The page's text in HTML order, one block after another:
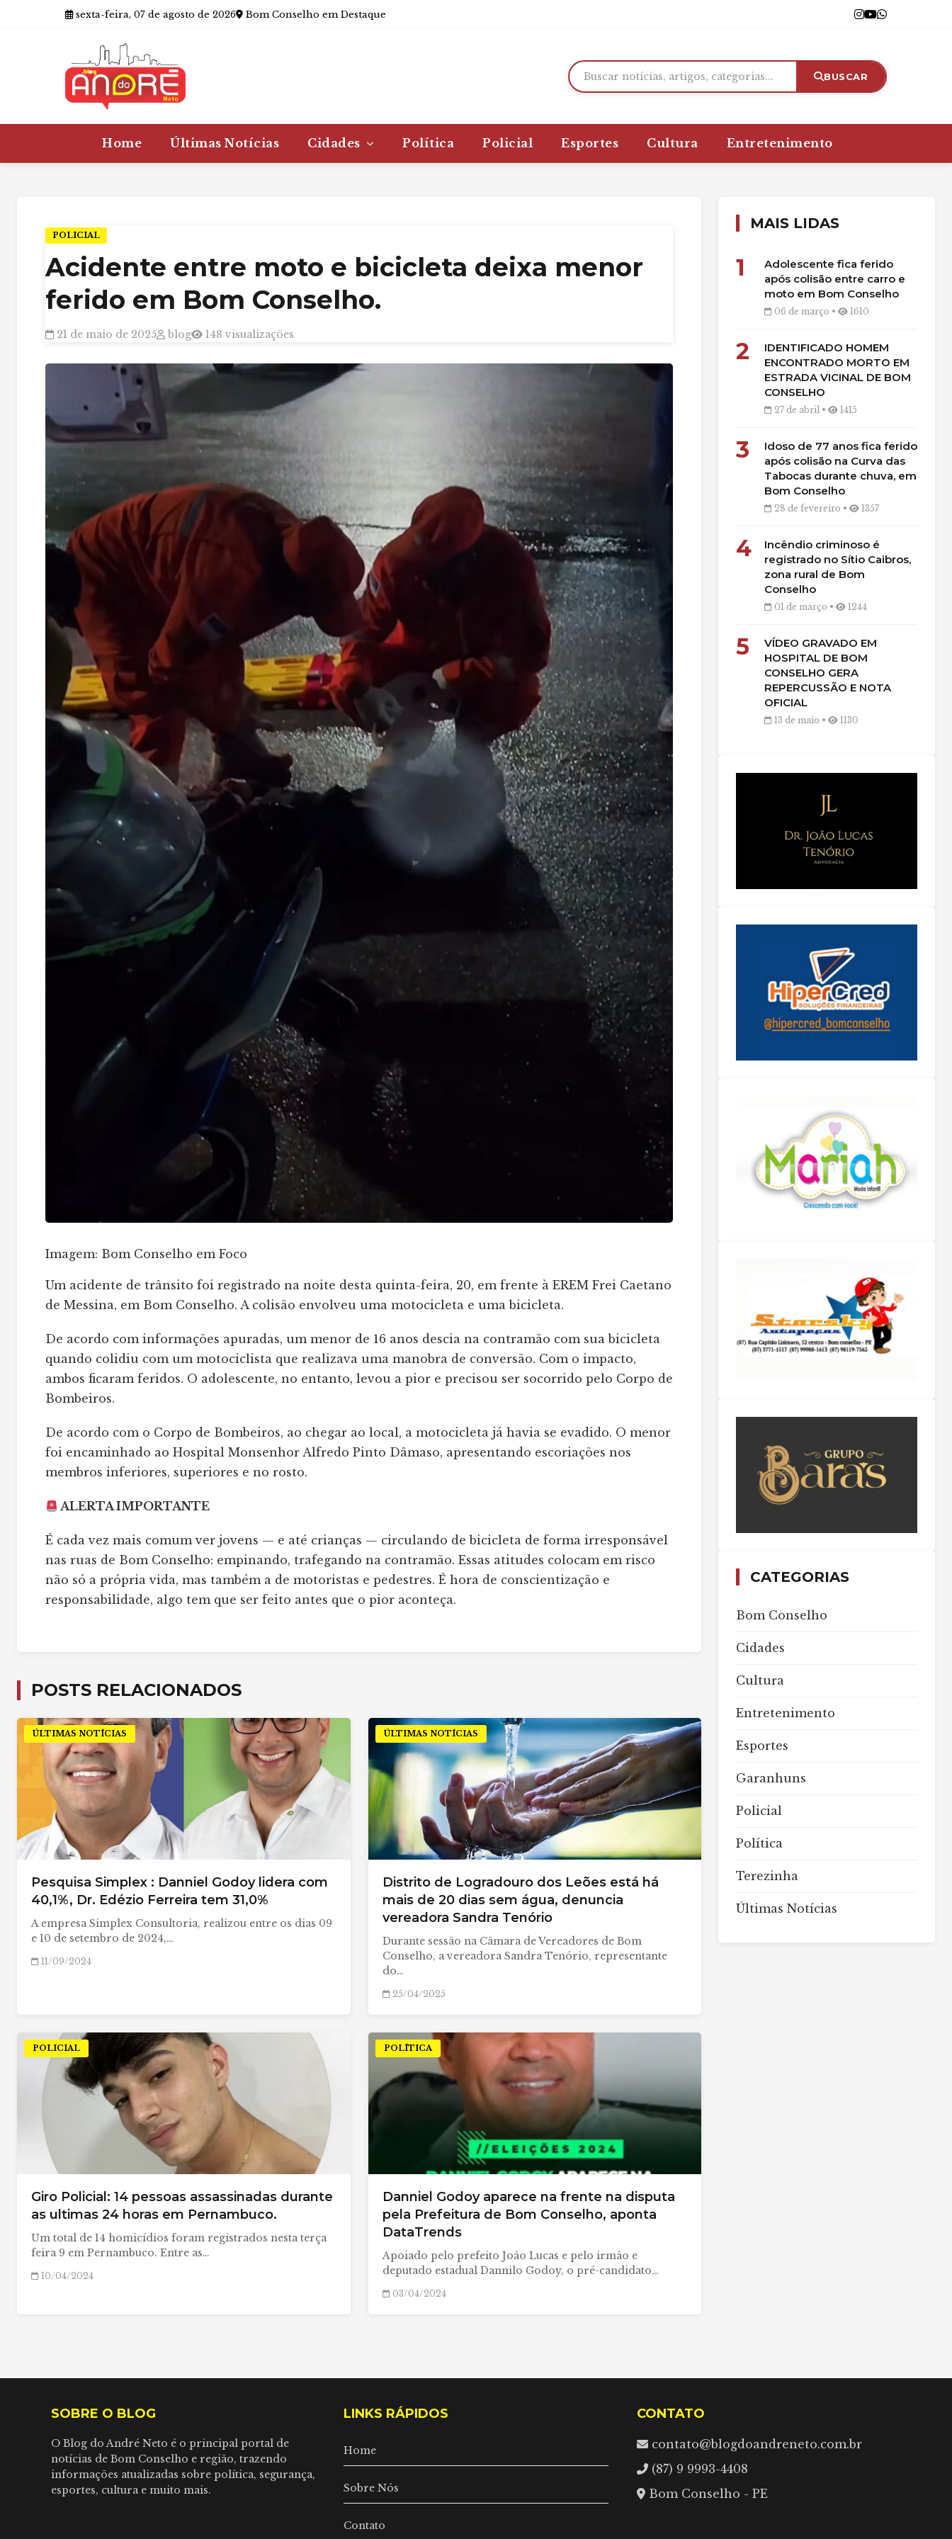
sexta-feira, 07 de agosto de 2026 Bom Conselho em Destaque
BUSCAR
Home Últimas Notícias Cidades Política Policial Esportes Cultura Entretenimento
POLICIAL
Acidente entre moto e bicicleta deixa menor
ferido em Bom Conselho.
21 de maio de 2025 blog 148 visualizações
Imagem: Bom Conselho em Foco
Um acidente de trânsito foi registrado na noite desta quinta-feira, 20, em frente à EREM Frei Caetano
de Messina, em Bom Conselho. A colisão envolveu uma motocicleta e uma bicicleta.
De acordo com informações apuradas, um menor de 16 anos descia na contramão com sua bicicleta
quando colidiu com um motociclista que realizava uma manobra de conversão. Com o impacto,
ambos ficaram feridos. O adolescente, no entanto, levou a pior e precisou ser socorrido pelo Corpo de
Bombeiros.
De acordo com o Corpo de Bombeiros, ao chegar ao local, a motocicleta já havia se evadido. O menor
foi encaminhado ao Hospital Monsenhor Alfredo Pinto Dâmaso, apresentando escoriações nos
membros inferiores, superiores e no rosto.
ALERTA IMPORTANTE
É cada vez mais comum ver jovens — e até crianças — circulando de bicicleta de forma irresponsável
nas ruas de Bom Conselho: empinando, trafegando na contramão. Essas atitudes colocam em risco
não só a própria vida, mas também a de motoristas e pedestres. É hora de conscientização e
responsabilidade, algo tem que ser feito antes que o pior aconteça.
POSTS RELACIONADOS
ÚLTIMAS NOTÍCIAS
Pesquisa Simplex : Danniel Godoy lidera com
40,1%, Dr. Edézio Ferreira tem 31,0%
A empresa Simplex Consultoria, realizou entre os dias 09
e 10 de setembro de 2024,…
11/09/2024
ÚLTIMAS NOTÍCIAS
Distrito de Logradouro dos Leões está há
mais de 20 dias sem água, denuncia
vereadora Sandra Tenório
Durante sessão na Câmara de Vereadores de Bom
Conselho, a vereadora Sandra Tenório, representante
do…
25/04/2025
POLICIAL
Giro Policial: 14 pessoas assassinadas durante
as ultimas 24 horas em Pernambuco.
Um total de 14 homicídios foram registrados nesta terça
feira 9 em Pernambuco. Entre as…
10/04/2024
POLÍTICA
Danniel Godoy aparece na frente na disputa
pela Prefeitura de Bom Conselho, aponta
DataTrends
Apoiado pelo prefeito João Lucas e pelo irmão e
deputado estadual Dannilo Godoy, o pré-candidato…
03/04/2024
MAIS LIDAS
1
Adolescente fica ferido
após colisão entre carro e
moto em Bom Conselho
06 de março • 1610
2
IDENTIFICADO HOMEM
ENCONTRADO MORTO EM
ESTRADA VICINAL DE BOM
CONSELHO
27 de abril • 1415
3
Idoso de 77 anos fica ferido
após colisão na Curva das
Tabocas durante chuva, em
Bom Conselho
28 de fevereiro • 1357
4
Incêndio criminoso é
registrado no Sítio Caibros,
zona rural de Bom
Conselho
01 de março • 1244
5
VÍDEO GRAVADO EM
HOSPITAL DE BOM
CONSELHO GERA
REPERCUSSÃO E NOTA
OFICIAL
13 de maio • 1130
CATEGORIAS
Bom Conselho
Cidades
Cultura
Entretenimento
Esportes
Garanhuns
Policial
Política
Terezinha
Últimas Notícias
SOBRE O BLOG
O Blog do André Neto é o principal portal de
notícias de Bom Conselho e região, trazendo
informações atualizadas sobre política, segurança,
esportes, cultura e muito mais.
LINKS RÁPIDOS
Home
Sobre Nós
Contato
CONTATO
contato@blogdoandreneto.com.br
(87) 9 9993-4408
Bom Conselho - PE